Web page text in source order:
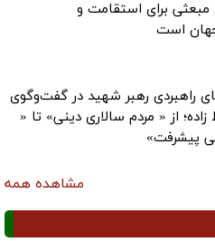
برای استقامت و
است
راهبردی رهبر شهید در گفت‌وگوی
از « مردم سالاری دینی» تا «
پیشرفت»
مشاهده همه